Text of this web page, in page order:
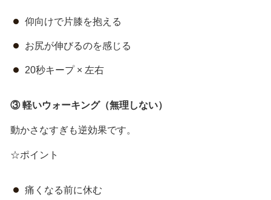
仰向けで片膝を抱える
お尻が伸びるのを感じる
20秒キープ × 左右
③軽いウォーキング（無理しない）
動かさなすぎも逆効果です。
☆ポイント
痛くなる前に休む